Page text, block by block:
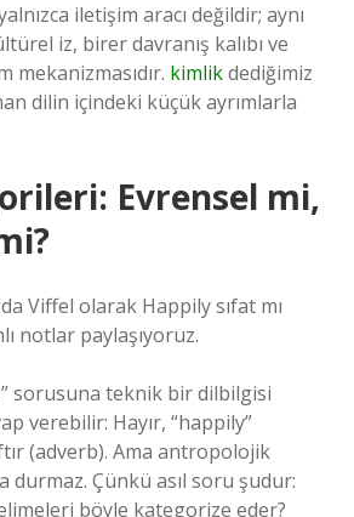
iletişim aracı değildir; aynı
iz, birer davranış kalıbı ve
kimlikdediğimiz
dilin içindeki küçük ayrımlarla
Evrensel mi,
Viffel olarak Happily sıfat mı
notlar paylaşıyoruz.
sorusuna teknik bir dilbilgisi
verebilir: Hayır, “happily”
(adverb). Ama antropolojik
Çünkü asıl soru şudur:
böyle kategorize eder?